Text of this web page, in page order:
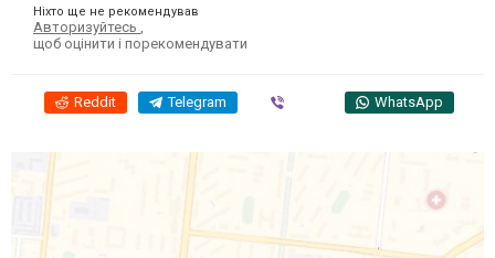
Ніхто ще не рекомендував
Авторизуйтесь
щоб оцінити і порекомендувати
Reddit Telegram WhatsApp